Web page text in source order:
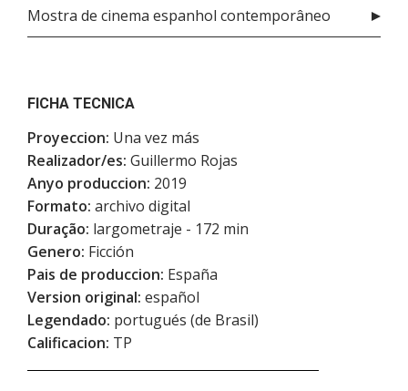
Mostra de cinema espanhol contemporâneo
FICHA TECNICA
Proyeccion: Una vez más
Realizador/es: Guillermo Rojas
Anyo produccion: 2019
Formato: archivo digital
Duração: largometraje - 172 min
Genero: Ficción
Pais de produccion: España
Version original: español
Legendado: portugués (de Brasil)
Calificacion: TP